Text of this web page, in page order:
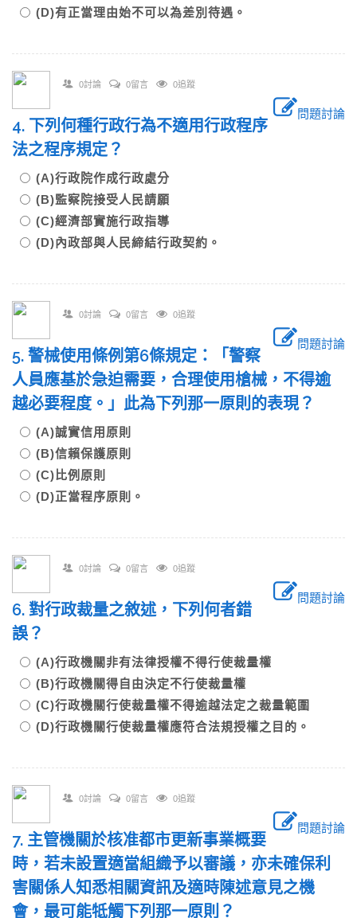
(D)有正當理由始不可以為差別待遇。
0討論 0留言 0追蹤
問題討論
4. 下列何種行政行為不適用行政程序
法之程序規定？
(A)行政院作成行政處分
(B)監察院接受人民請願
(C)經濟部實施行政指導
(D)內政部與人民締結行政契約。
0討論 0留言 0追蹤
問題討論
5. 警械使用條例第6條規定：「警察
人員應基於急迫需要，合理使用槍械，不得逾
越必要程度。」此為下列那一原則的表現？
(A)誠實信用原則
(B)信賴保護原則
(C)比例原則
(D)正當程序原則。
0討論 0留言 0追蹤
問題討論
6. 對行政裁量之敘述，下列何者錯
誤？
(A)行政機關非有法律授權不得行使裁量權
(B)行政機關得自由決定不行使裁量權
(C)行政機關行使裁量權不得逾越法定之裁量範圍
(D)行政機關行使裁量權應符合法規授權之目的。
0討論 0留言 0追蹤
問題討論
7. 主管機關於核准都市更新事業概要
時，若未設置適當組織予以審議，亦未確保利
害關係人知悉相關資訊及適時陳述意見之機
會，最可能牴觸下列那一原則？